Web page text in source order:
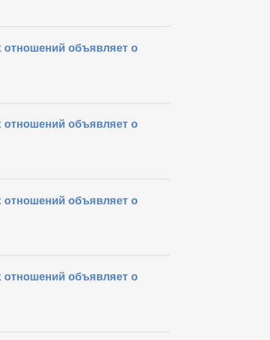
объявляет о
объявляет о
объявляет о
объявляет о